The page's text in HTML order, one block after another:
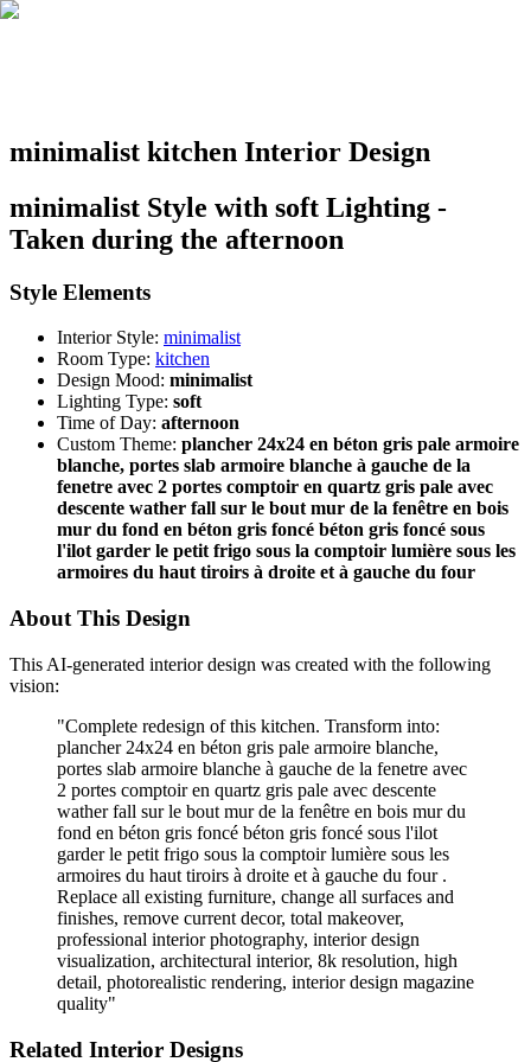
minimalist kitchen Interior Design
minimalist Style with soft Lighting -
Taken during the afternoon
Style Elements
Interior Style: minimalist
Room Type: kitchen
Design Mood: minimalist
Lighting Type: soft
Time of Day: afternoon
Custom Theme: plancher 24x24 en béton gris pale armoire
blanche, portes slab armoire blanche à gauche de la
fenetre avec 2 portes comptoir en quartz gris pale avec
descente wather fall sur le bout mur de la fenêtre en bois
mur du fond en béton gris foncé béton gris foncé sous
l'ilot garder le petit frigo sous la comptoir lumière sous les
armoires du haut tiroirs à droite et à gauche du four
About This Design
This AI-generated interior design was created with the following
vision:
"Complete redesign of this kitchen. Transform into:
plancher 24x24 en béton gris pale armoire blanche,
portes slab armoire blanche à gauche de la fenetre avec
2 portes comptoir en quartz gris pale avec descente
wather fall sur le bout mur de la fenêtre en bois mur du
fond en béton gris foncé béton gris foncé sous l'ilot
garder le petit frigo sous la comptoir lumière sous les
armoires du haut tiroirs à droite et à gauche du four .
Replace all existing furniture, change all surfaces and
finishes, remove current decor, total makeover,
professional interior photography, interior design
visualization, architectural interior, 8k resolution, high
detail, photorealistic rendering, interior design magazine
quality"
Related Interior Designs